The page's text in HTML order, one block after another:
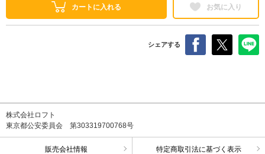
カートに入れる お気に入り
シェアする
株式会社ロフト
東京都公安委員会 第303319700768号
販売会社情報 特定商取引法に基づく表示